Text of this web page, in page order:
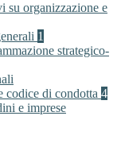
su organizzazione e
1
strategico-
codice di condotta 4
e imprese